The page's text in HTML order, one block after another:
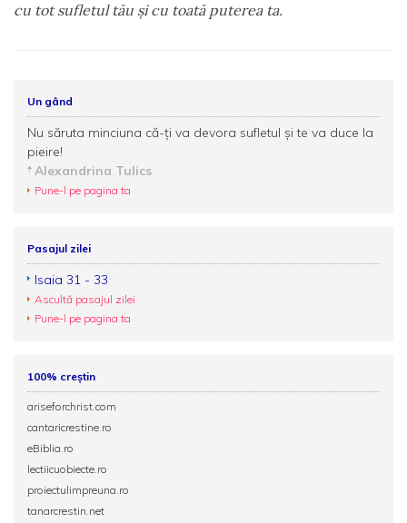
cu tot sufletul tău şi cu toată puterea ta.
Un gând
Nu săruta minciuna că-ți va devora sufletul și te va duce la
pieire!
Alexandrina Tulics
Pune-l pe pagina ta
Pasajul zilei
Isaia 31 - 33
Ascultă pasajul zilei
Pune-l pe pagina ta
100% creștin
ariseforchrist.com
cantaricrestine.ro
eBiblia.ro
lectiicuobiecte.ro
proiectulimpreuna.ro
tanarcrestin.net